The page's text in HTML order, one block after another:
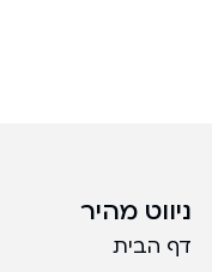
ניווט מהיר
דף הבית